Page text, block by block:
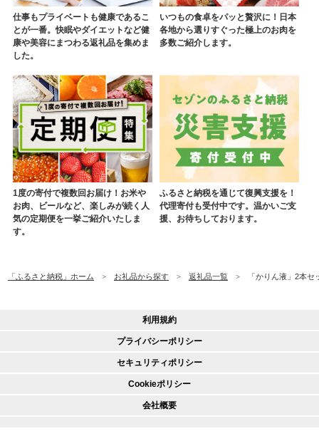
仕事もプライベートも健康であるこ
とが一番。快眠やダイエットなど健
康や美容にまつわる返礼品を集めま
した。
いつもの食卓をパッと贅沢に！日本
各地から選りすぐった極上のお肉を
多数ご紹介します。
1度の寄付で複数回お届け！お米や
お肉、ビールなど、楽しみが続く人
気の定期便を一挙ご紹介いたしま
す。
ふるさと納税を通じて復興支援を！
代理寄付も受付中です。温かいご支
援、お待ちしております。
「ふるさと納税」ホーム お礼品から探す 返礼品一覧 「かりん液」2本
利用規約
プライバシーポリシー
セキュリティポリシー
Cookieポリシー
会社概要